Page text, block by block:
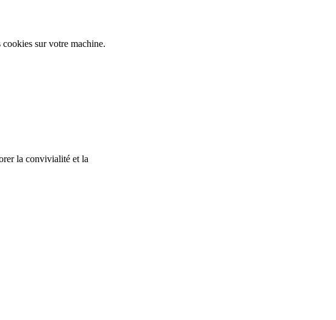
sur votre machine.
la convivialité et la